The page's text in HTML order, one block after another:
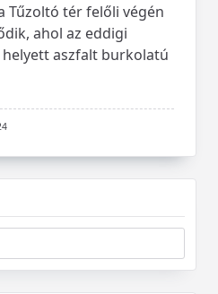
Tűzoltó tér felőli végén
ahol az eddigi
aszfalt burkolatú